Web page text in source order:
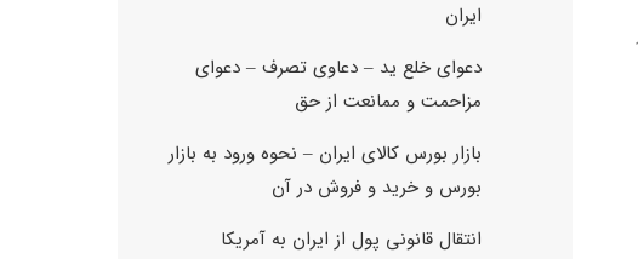
ایران
دعوای خلع ید – دعاوی تصرف – دعوای
مزاحمت و ممانعت از حق
بازار بورس کالای ایران – نحوه ورود به بازار
بورس و خرید و فروش در آن
انتقال قانونی پول از ایران به آمریکا